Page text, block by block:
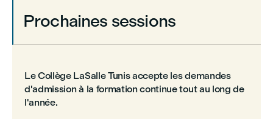
Prochaines sessions
Le Collège LaSalle Tunis accepte les demandes
d'admission à la formation continue tout au long de
l'année.